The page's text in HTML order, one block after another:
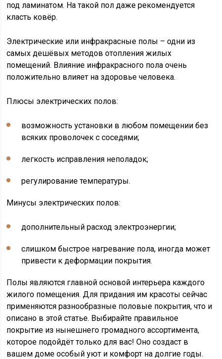
под ламинатом. На такой пол даже рекомендуется
класть ковёр.
Электрические или инфракрасные полы – одни из
самых дешёвых методов отопления жилых
помещений. Влияние инфракрасного пола очень
положительно влияет на здоровье человека.
Плюсы электрических полов:
возможность установки в любом помещении без
всяких проволочек с соседями;
легкость исправления неполадок;
регулирование температуры.
Минусы электрических полов:
дополнительный расход электроэнергии;
слишком быстрое нагревание пола, иногда может
привести к деформации покрытия.
Полы являются главной основой интерьера каждого
жилого помещения. Для придания им красоты сейчас
применяются разнообразные половые покрытия, что и
описано в этой статье. Выбирайте правильное
покрытие из нынешнего громадного ассортимента,
которое подойдёт только для вас! Оно создаст в
вашем доме особый уют и комфорт на долгие годы.